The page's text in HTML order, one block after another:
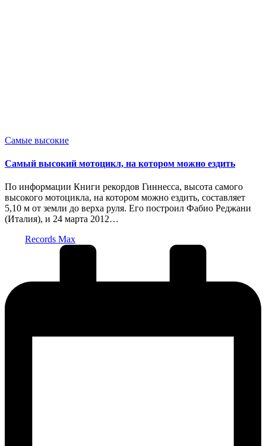
Опубликовано
Самые высокие
Самый высокий мотоцикл, на котором можно ездить
По информации Книги рекордов Гиннесса, высота самого
высокого мотоцикла, на котором можно ездить, составляет
5,10 м от земли до верха руля. Его построил Фабио Реджани
(Италия), и 24 марта 2012…
Records Max